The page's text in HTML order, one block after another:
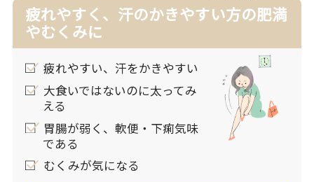
します。
漢方薬は、過食や暴飲暴食を促す「胃熱」を生じ
る原因に働きかけることで肥満を改善していきま
す。
太ってしまう原因や脂肪のつき方・むくみ方、体
質は人によってもさまざまです。あなたの肥満の
タイプをチェックしてみませんか。よりチェック
の多いものや、一番気になる症状があるものが、
あなたにおすすめの処方です。
疲れやすく、汗のかきやすい方の肥満
やむくみに
疲れやすい、汗をかきやすい
大食いではないのに太ってみ
える
胃腸が弱く、軟便・下痢気味
である
むくみが気になる